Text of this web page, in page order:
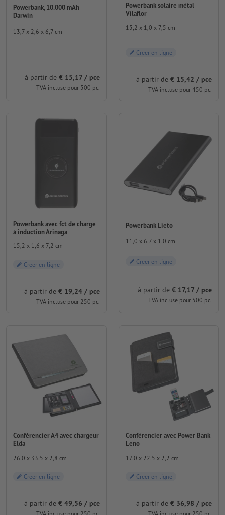
Powerbank, 10.000 mAh
Darwin
13,7 x 2,6 x 6,7 cm
à partir de € 15,17 / pce
TVA incluse pour 500 pc.
Powerbank solaire métal
Vilaflor
15,2 x 1,0 x 7,5 cm
Créer en ligne
à partir de € 15,42 / pce
TVA incluse pour 450 pc.
Powerbank avec fct de charge
à induction Arinaga
15,2 x 1,6 x 7,2 cm
Créer en ligne
à partir de € 19,24 / pce
TVA incluse pour 250 pc.
Powerbank Lieto
11,0 x 6,7 x 1,0 cm
Créer en ligne
à partir de € 17,17 / pce
TVA incluse pour 500 pc.
Conférencier A4 avec chargeur
Elda
26,0 x 33,5 x 2,8 cm
Créer en ligne
à partir de € 49,56 / pce
Conférencier avec Power Bank
Leno
17,0 x 22,5 x 2,2 cm
Créer en ligne
à partir de € 36,98 / pce